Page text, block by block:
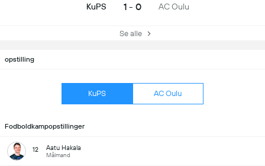
opstilling
KuPS AC Oulu
Fodboldkampopstillinger
12 Aatu Hakala
Målmand
KuPS 1 - 0 AC Oulu
Se alle